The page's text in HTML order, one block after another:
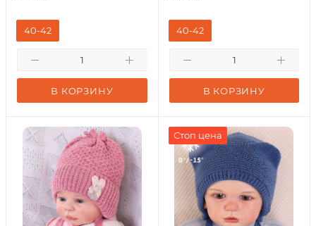
В КОРЗИНУ
40-42
В КОРЗИНУ
40-42
Стоп цена